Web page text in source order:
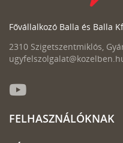
Fővállalkozó Balla és Balla
2310 Szigetszentmiklós,
FELHASZNÁLÓKNAK